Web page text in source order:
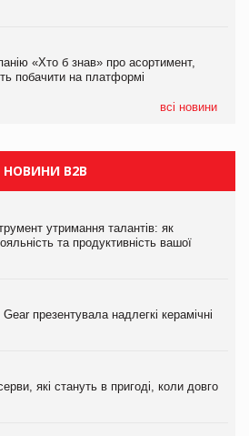
«Хто б знав» про асортимент,
побачити на платформі
всі новини
НОВИНИ B2B
утримання талантів: як
та продуктивність вашої
презентувала надлегкі керамічні
які стануть в пригоді, коли довго